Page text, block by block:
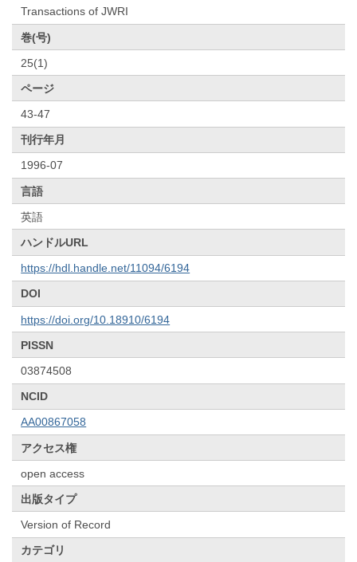
Transactions of JWRI
巻(号)
25(1)
ページ
43-47
刊行年月
1996-07
言語
英語
ハンドルURL
https://hdl.handle.net/11094/6194
DOI
https://doi.org/10.18910/6194
PISSN
03874508
NCID
AA00867058
アクセス権
open access
出版タイプ
Version of Record
カテゴリ